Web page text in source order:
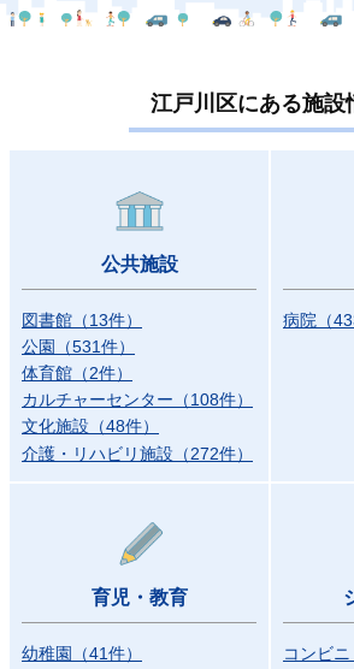
江戸川区にある施設
公共施設
図書館 （13件）
公園
（531件）
体育館 （2件）
カルチャーセンター （108件）
文化施設 （48件）
介護・リハビリ施設 （272件）
病院 （
育児・教育
幼稚園 （41件）
コンビニ